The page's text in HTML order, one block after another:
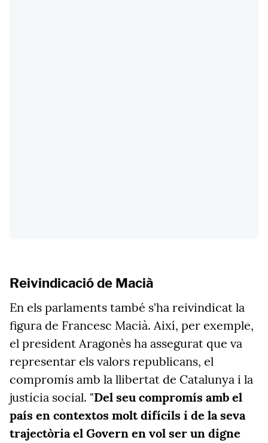
Reivindicació de Macià
En els parlaments també s'ha reivindicat la
figura de Francesc Macià. Així, per exemple,
el president Aragonès ha assegurat que va
representar els valors republicans, el
compromís amb la llibertat de Catalunya i la
justícia social. "Del seu compromís amb el
país en contextos molt difícils i de la seva
trajectòria el Govern en vol ser un digne